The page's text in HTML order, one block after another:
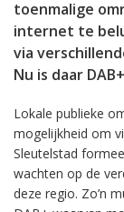
toenmalige
internet te
via
Nu is daar
Lokale publieke
mogelijkheid om
Sleutelstad
wachten op de
deze regio. Zo’n